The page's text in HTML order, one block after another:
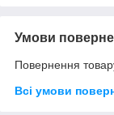
Умови
Повернення
Всі умови